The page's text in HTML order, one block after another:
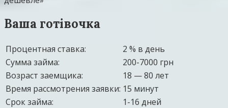
Ваша готівочка
Процентная ставка:
2 % в день
Сумма займа:
200-7000 грн
Возраст заемщика:
18 — 80 лет
Время рассмотрения заявки: 15 минут
Срок займа:
1-16 дней